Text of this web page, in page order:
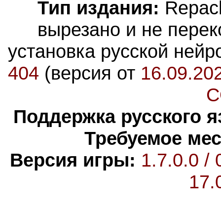
Тип издания:
вырезано и не
установка русской
404 (версия от
Поддержка русского
Требуемое
Версия игры: 1.7.0.0 /